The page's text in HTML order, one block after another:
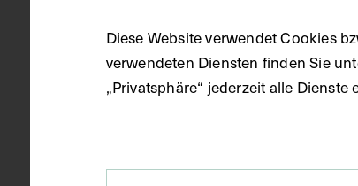
Datierung
Wien
Diese Website verwendet Cookies
verwendeten Diensten finden Sie
„Privatsphäre“ jederzeit alle